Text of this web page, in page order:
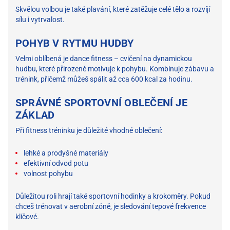
Skvělou volbou je také plavání, které zatěžuje celé tělo a rozvíjí
sílu i vytrvalost.
POHYB V RYTMU HUDBY
Velmi oblíbená je dance fitness – cvičení na dynamickou
hudbu, které přirozeně motivuje k pohybu. Kombinuje zábavu a
trénink, přičemž můžeš spálit až cca 600 kcal za hodinu.
SPRÁVNÉ SPORTOVNÍ OBLEČENÍ JE
ZÁKLAD
Při fitness tréninku je důležité vhodné oblečení:
lehké a prodyšné materiály
efektivní odvod potu
volnost pohybu
Důležitou roli hrají také sportovní hodinky a krokoměry. Pokud
chceš trénovat v aerobní zóně, je sledování tepové frekvence
klíčové.